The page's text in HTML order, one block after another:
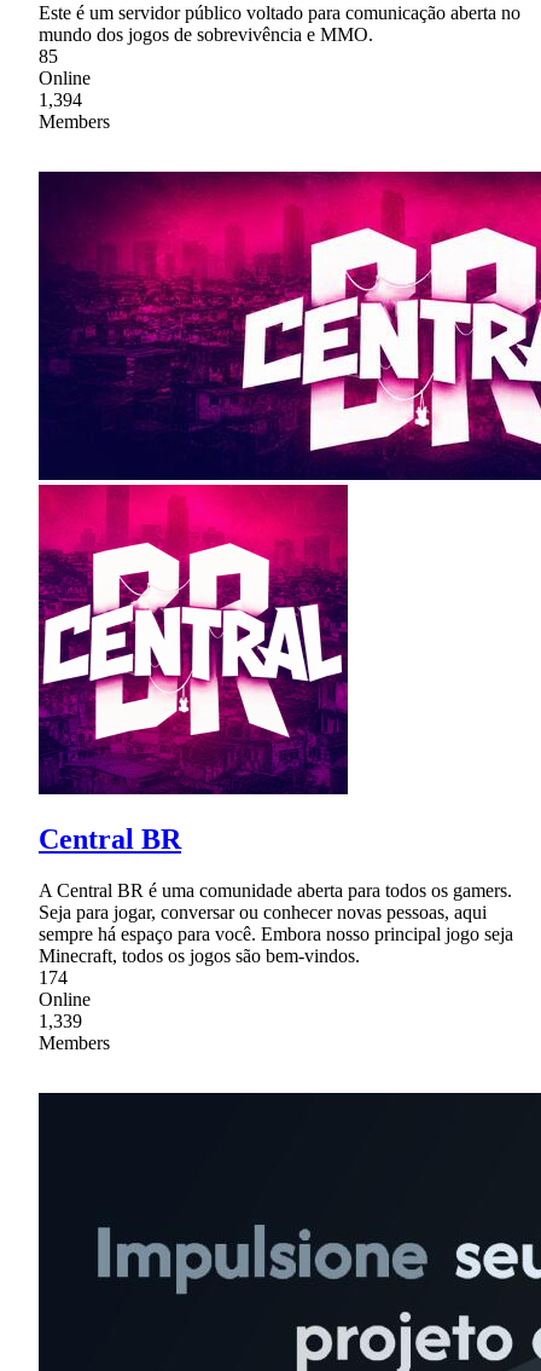
Este é um servidor público voltado para comunicação aberta no
mundo dos jogos de sobrevivência e MMO.
85
Online
1,394
Members
Central BR
A Central BR é uma comunidade aberta para todos os gamers.
Seja para jogar, conversar ou conhecer novas pessoas, aqui
sempre há espaço para você. Embora nosso principal jogo seja
Minecraft, todos os jogos são bem-vindos.
174
Online
1,339
Members